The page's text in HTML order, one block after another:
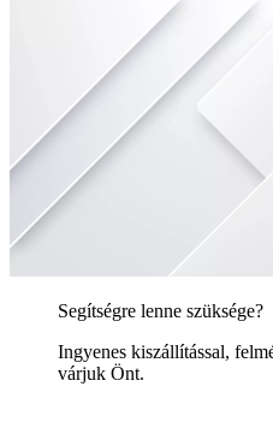
Segítségre lenne szüksége?
Ingyenes kiszállítással,
várjuk Önt.